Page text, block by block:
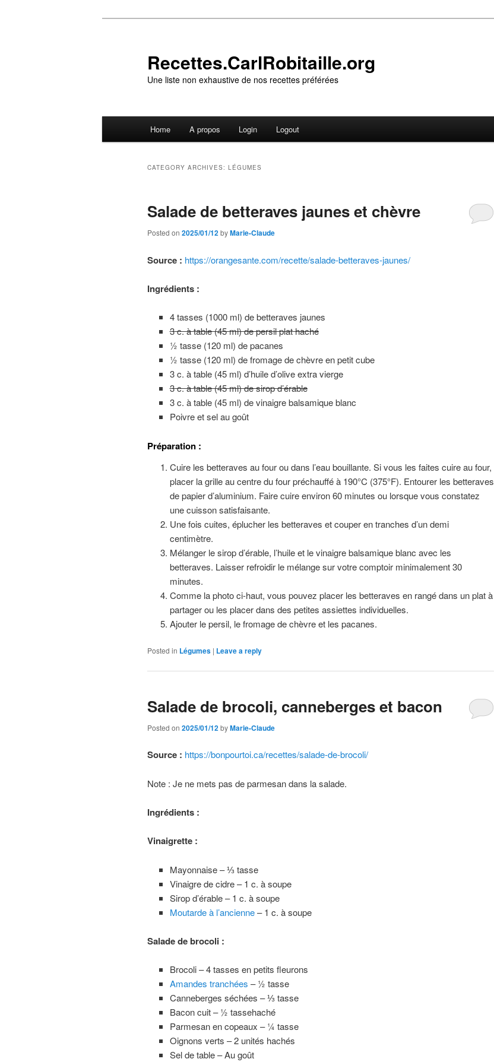
Recettes.CarlRobitaille.org
Une liste non exhaustive de nos recettes préférées
Home A propos Login Logout
CATEGORY ARCHIVES: LÉGUMES
Salade de betteraves jaunes et chèvre
Posted on 2025/01/12byMarie-Claude
Source : https://orangesante.com/recette/salade-betteraves-jaunes/
Ingrédients :
4 tasses (1000 ml) de betteraves jaunes
3 c. à table (45 ml) de persil plat haché
½ tasse (120 ml) de pacanes
½ tasse (120 ml) de fromage de chèvre en petit cube
3 c. à table (45 ml) d’huile d’olive extra vierge
3 c. à table (45 ml) de sirop d’érable
3 c. à table (45 ml) de vinaigre balsamique blanc
Poivre et sel au goût
Préparation :
Cuire les betteraves au four ou dans l’eau bouillante. Si vous les faites cuire au four,
placer la grille au centre du four préchauffé à 190°C (375°F). Entourer les betteraves
de papier d’aluminium. Faire cuire environ 60 minutes ou lorsque vous constatez
une cuisson satisfaisante.
Une fois cuites, éplucher les betteraves et couper en tranches d’un demi
centimètre.
Mélanger le sirop d’érable, l’huile et le vinaigre balsamique blanc avec les
betteraves. Laisser refroidir le mélange sur votre comptoir minimalement 30
minutes.
Comme la photo ci-haut, vous pouvez placer les betteraves en rangé dans un plat à
partager ou les placer dans des petites assiettes individuelles.
Ajouter le persil, le fromage de chèvre et les pacanes.
Posted in Légumes | Leave a reply
Salade de brocoli, canneberges et bacon
Posted on 2025/01/12byMarie-Claude
Source : https://bonpourtoi.ca/recettes/salade-de-brocoli/
Note : Je ne mets pas de parmesan dans la salade.
Ingrédients :
Vinaigrette :
Mayonnaise – ⅓ tasse
Vinaigre de cidre – 1 c. à soupe
Sirop d’érable – 1 c. à soupe
Moutarde à l’ancienne– 1 c. à soupe
Salade de brocoli :
Brocoli – 4 tasses en petits fleurons
Amandes tranchées – ½ tasse
Canneberges séchées – ⅓ tasse
Bacon cuit – ½ tassehaché
Parmesan en copeaux – ¼ tasse
Oignons verts – 2 unités hachés
Sel de table – Au goût